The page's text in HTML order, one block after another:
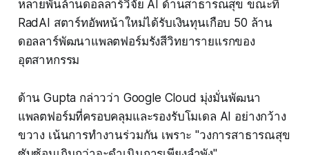
หลายพันล้านดอลลาร์วิจัย AI ด้านสาธารณสุข ขณะที่
RadAI สตาร์ทอัพหน้าใหม่ได้รับเงินทุนเกือบ 50 ล้าน
ดอลลาร์พัฒนาแพลตฟอร์มรังสีวิทยารายแรกของ
อุตสาหกรรม
ด้าน Gupta กล่าวว่า Google Cloud มุ่งมั่นพัฒนา
แพลตฟอร์มที่ครอบคลุมและรองรับโมเดล AI อย่างกว้าง
ขวาง เน้นการทำงานร่วมกัน เพราะ "วงการสาธารณสุข